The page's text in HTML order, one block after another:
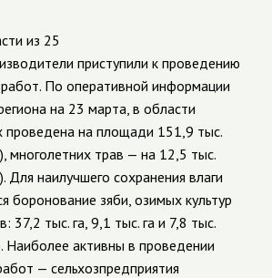
из 25
приступили к проведению
По оперативной информации
на 23 марта, в области
проведена на площади 151,9 тыс.
многолетних трав — на 12,5 тыс.
Для наилучшего сохранения влаги
боронование зяби, озимых культур
37,2 тыс. га, 9,1 тыс. га и 7,8 тыс.
Наиболее активны в проведении
— сельхозпредприятия